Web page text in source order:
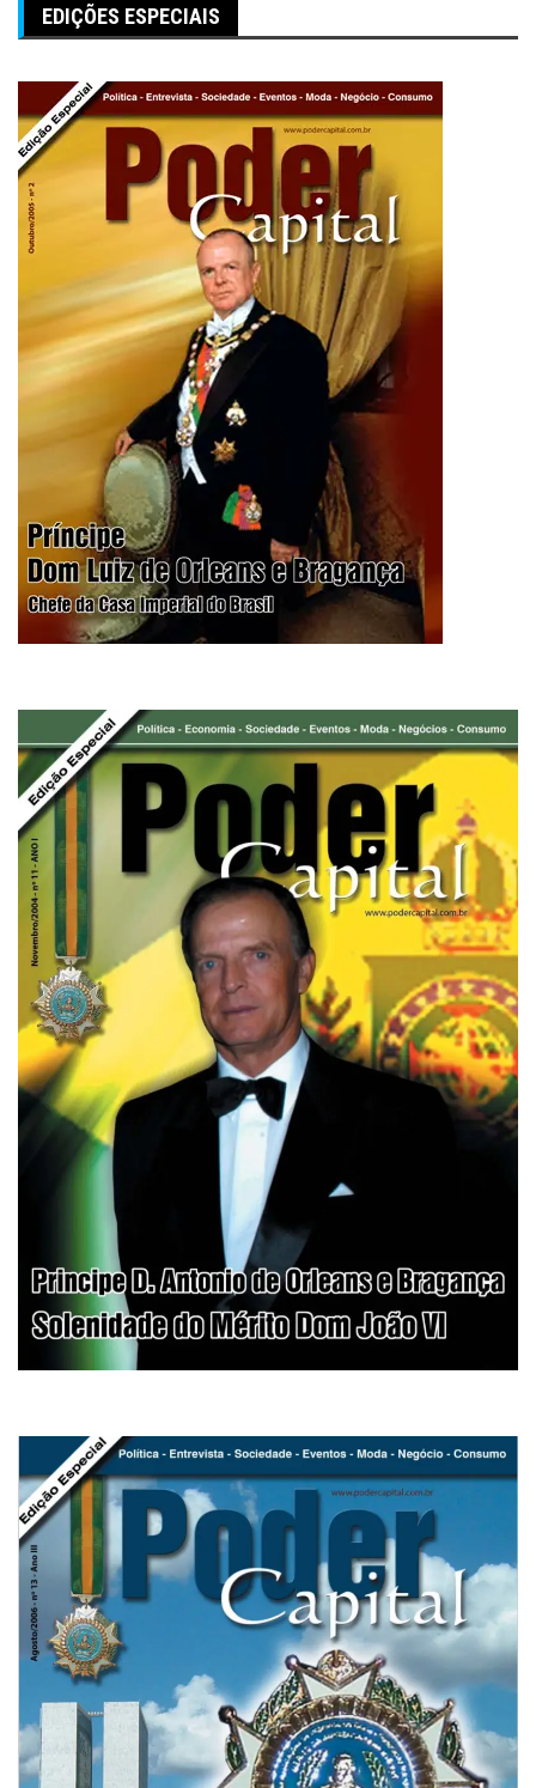
EDIÇÕES ESPECIAIS